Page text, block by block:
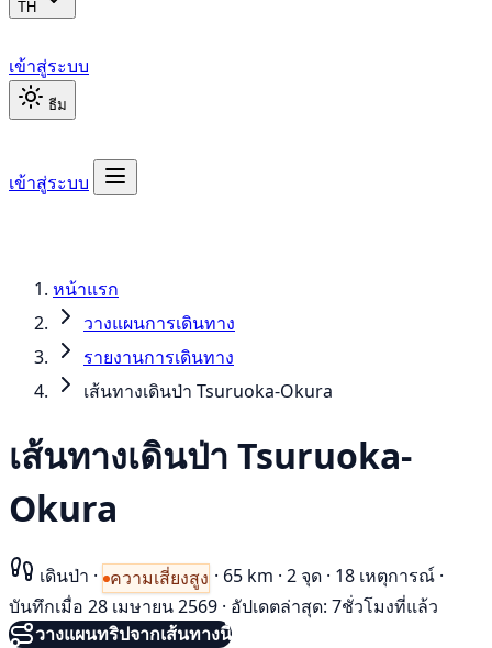
TH
เข้าสู่ระบบ
ธีม
เข้าสู่ระบบ
หน้าแรก
วางแผนการเดินทาง
รายงานการเดินทาง
เส้นทางเดินป่า Tsuruoka-Okura
เส้นทางเดินป่า Tsuruoka-
Okura
เดินป่า · ความเสี่ยงสูง · 65 km · 2 จุด · 18 เหตุการณ์ ·
บันทึกเมื่อ 28 เมษายน 2569 · อัปเดตล่าสุด: 7ชั่วโมงที่แล้ว
วางแผนทริปจากเส้นทางนี้